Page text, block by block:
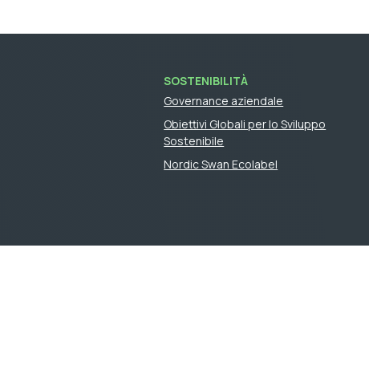
SOSTENIBILITÀ
Governance aziendale
Obiettivi Globali per lo Sviluppo
Sostenibile
Nordic Swan Ecolabel